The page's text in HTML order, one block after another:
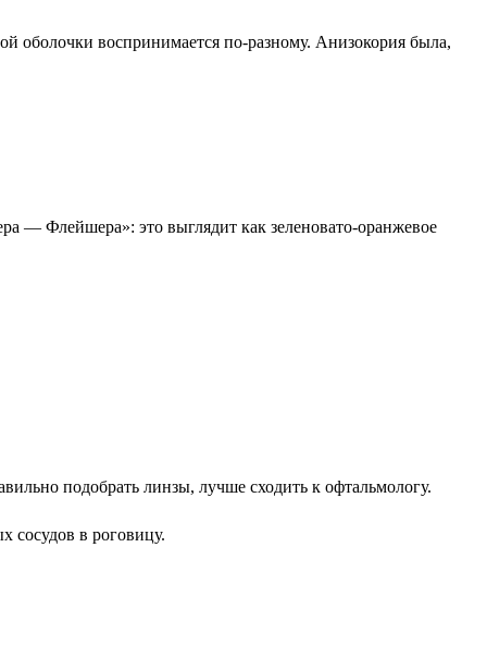
оболочки воспринимается по-разному. Анизокория была,
— Флейшера»: это выглядит как зеленовато-оранжевое
подобрать линзы, лучше сходить к офтальмологу.
сосудов в роговицу.